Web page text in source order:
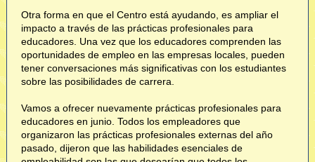
Otra forma en que el Centro está ayudando, es ampliar el
impacto a través de las prácticas profesionales para
educadores. Una vez que los educadores comprenden las
oportunidades de empleo en las empresas locales, pueden
tener conversaciones más significativas con los estudiantes
sobre las posibilidades de carrera.
Vamos a ofrecer nuevamente prácticas profesionales para
educadores en junio. Todos los empleadores que
organizaron las prácticas profesionales externas del año
pasado, dijeron que las habilidades esenciales de